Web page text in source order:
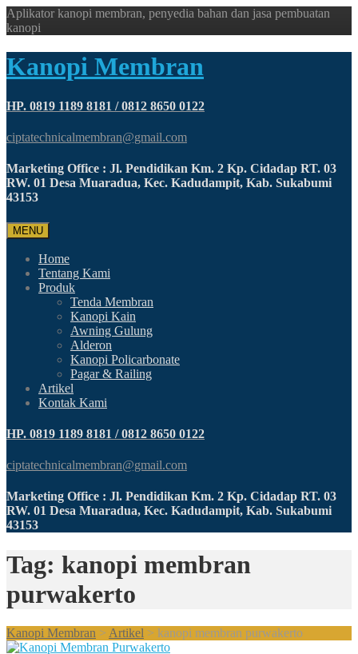
Aplikator kanopi membran, penyedia bahan dan jasa pembuatan
kanopi
Kanopi Membran
HP. 0819 1189 8181 / 0812 8650 0122
ciptatechnicalmembran@gmail.com
Marketing Office : Jl. Pendidikan Km. 2 Kp. Cidadap RT. 03
RW. 01 Desa Muaradua, Kec. Kadudampit, Kab. Sukabumi
43153
MENU
Home
Tentang Kami
Produk
Tenda Membran
Kanopi Kain
Awning Gulung
Alderon
Kanopi Policarbonate
Pagar & Railing
Artikel
Kontak Kami
HP. 0819 1189 8181 / 0812 8650 0122
ciptatechnicalmembran@gmail.com
Marketing Office : Jl. Pendidikan Km. 2 Kp. Cidadap RT. 03
RW. 01 Desa Muaradua, Kec. Kadudampit, Kab. Sukabumi
43153
Tag: kanopi membran
purwakerto
Kanopi Membran > Artikel > kanopi membran purwakerto